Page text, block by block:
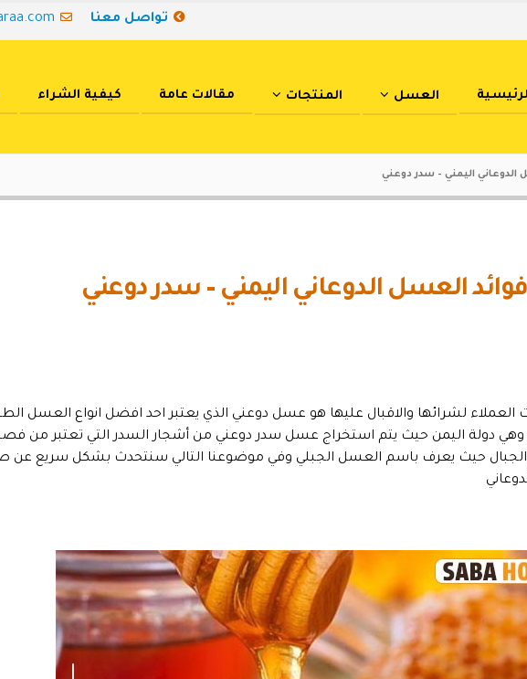
تواصل معنا
العسل المنتجات مقالات عامة كيفية الشراء
اليمني – سدر دوعني
العسل الدوعاني اليمني – سدر دوعني
لشرائها والاقبال عليها هو عسل دوعني الذي يعتبر احد افضل انواع العسل
وهي دولة اليمن حيث يتم استخراج عسل سدر دوعني من أشجار السدر التي تعتبر من
والجبال حيث يعرف باسم العسل الجبلي وفي موضوعنا التالي سنتحدث بشكل سريع